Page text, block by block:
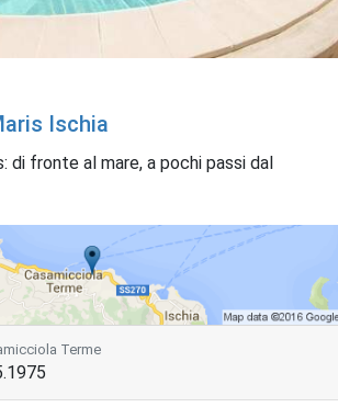
Ischia
di fronte al mare, a pochi passi dal
Terme